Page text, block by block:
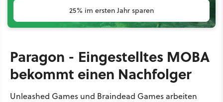
25% im ersten Jahr sparen
Paragon - Eingestelltes MOBA
bekommt einen Nachfolger
Unleashed Games und Braindead Games arbeiten